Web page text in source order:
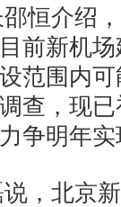
恒介绍
前新机
范围内
查，现
争明年
，北京